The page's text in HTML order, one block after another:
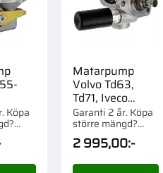
Köpa
Matarpump
Volvo Td63,
Td71, Iveco
8365
Garanti 2 år. Köpa
större mängd?
Förpackad om 1 st.
2 995,00:-